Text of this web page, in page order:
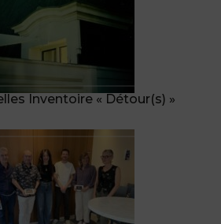
Inventoire « Détour(s) »